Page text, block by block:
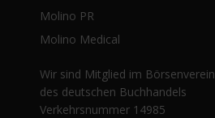
Wir sind Mitglied im Börsenverein
des deutschen Buchhandels
Verkehrsnummer 14985
Molino PR
Molino Medical